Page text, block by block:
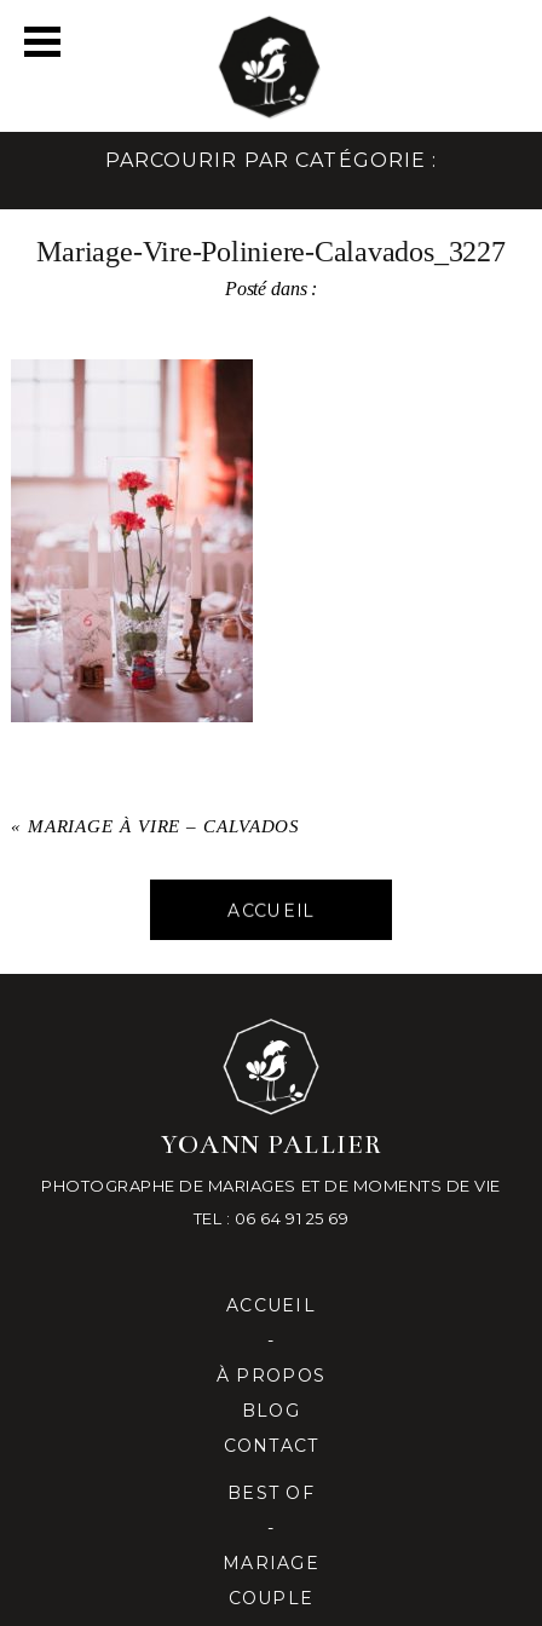
PARCOURIR PAR CATÉGORIE :
Mariage-Vire-Poliniere-Calavados_3227
Posté dans :
« MARIAGE À VIRE – CALVADOS
ACCUEIL
YOANN PALLIER
PHOTOGRAPHE DE MARIAGES ET DE MOMENTS DE VIE
TEL : 06 64 91 25 69
ACCUEIL
-
À PROPOS
BLOG
CONTACT
BEST OF
-
MARIAGE
COUPLE